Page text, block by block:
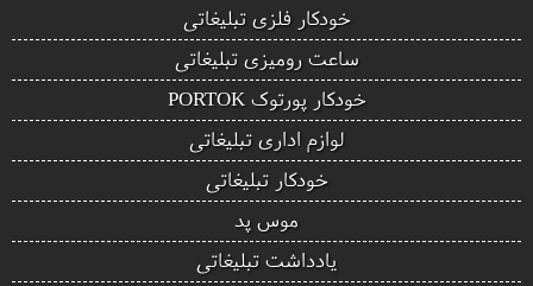
خودکار فلزی تبلیغاتی
ساعت رومیزی تبلیغاتی
خودکار پورتوک PORTOK
لوازم اداری تبلیغاتی
خودکار تبلیغاتی
موس پد
یادداشت تبلیغاتی